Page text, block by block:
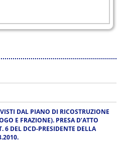
DAL PIANO DI RICOSTRUZIONE
E FRAZIONE). PRESA D’ATTO
6 DEL DCD-PRESIDENTE DELLA